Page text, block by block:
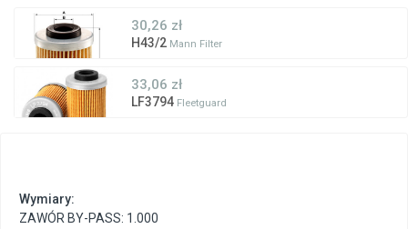
30,26 zł
H43/2 Mann Filter
33,06 zł
LF3794 Fleetguard
Wymiary:
ZAWÓR BY-PASS: 1.000